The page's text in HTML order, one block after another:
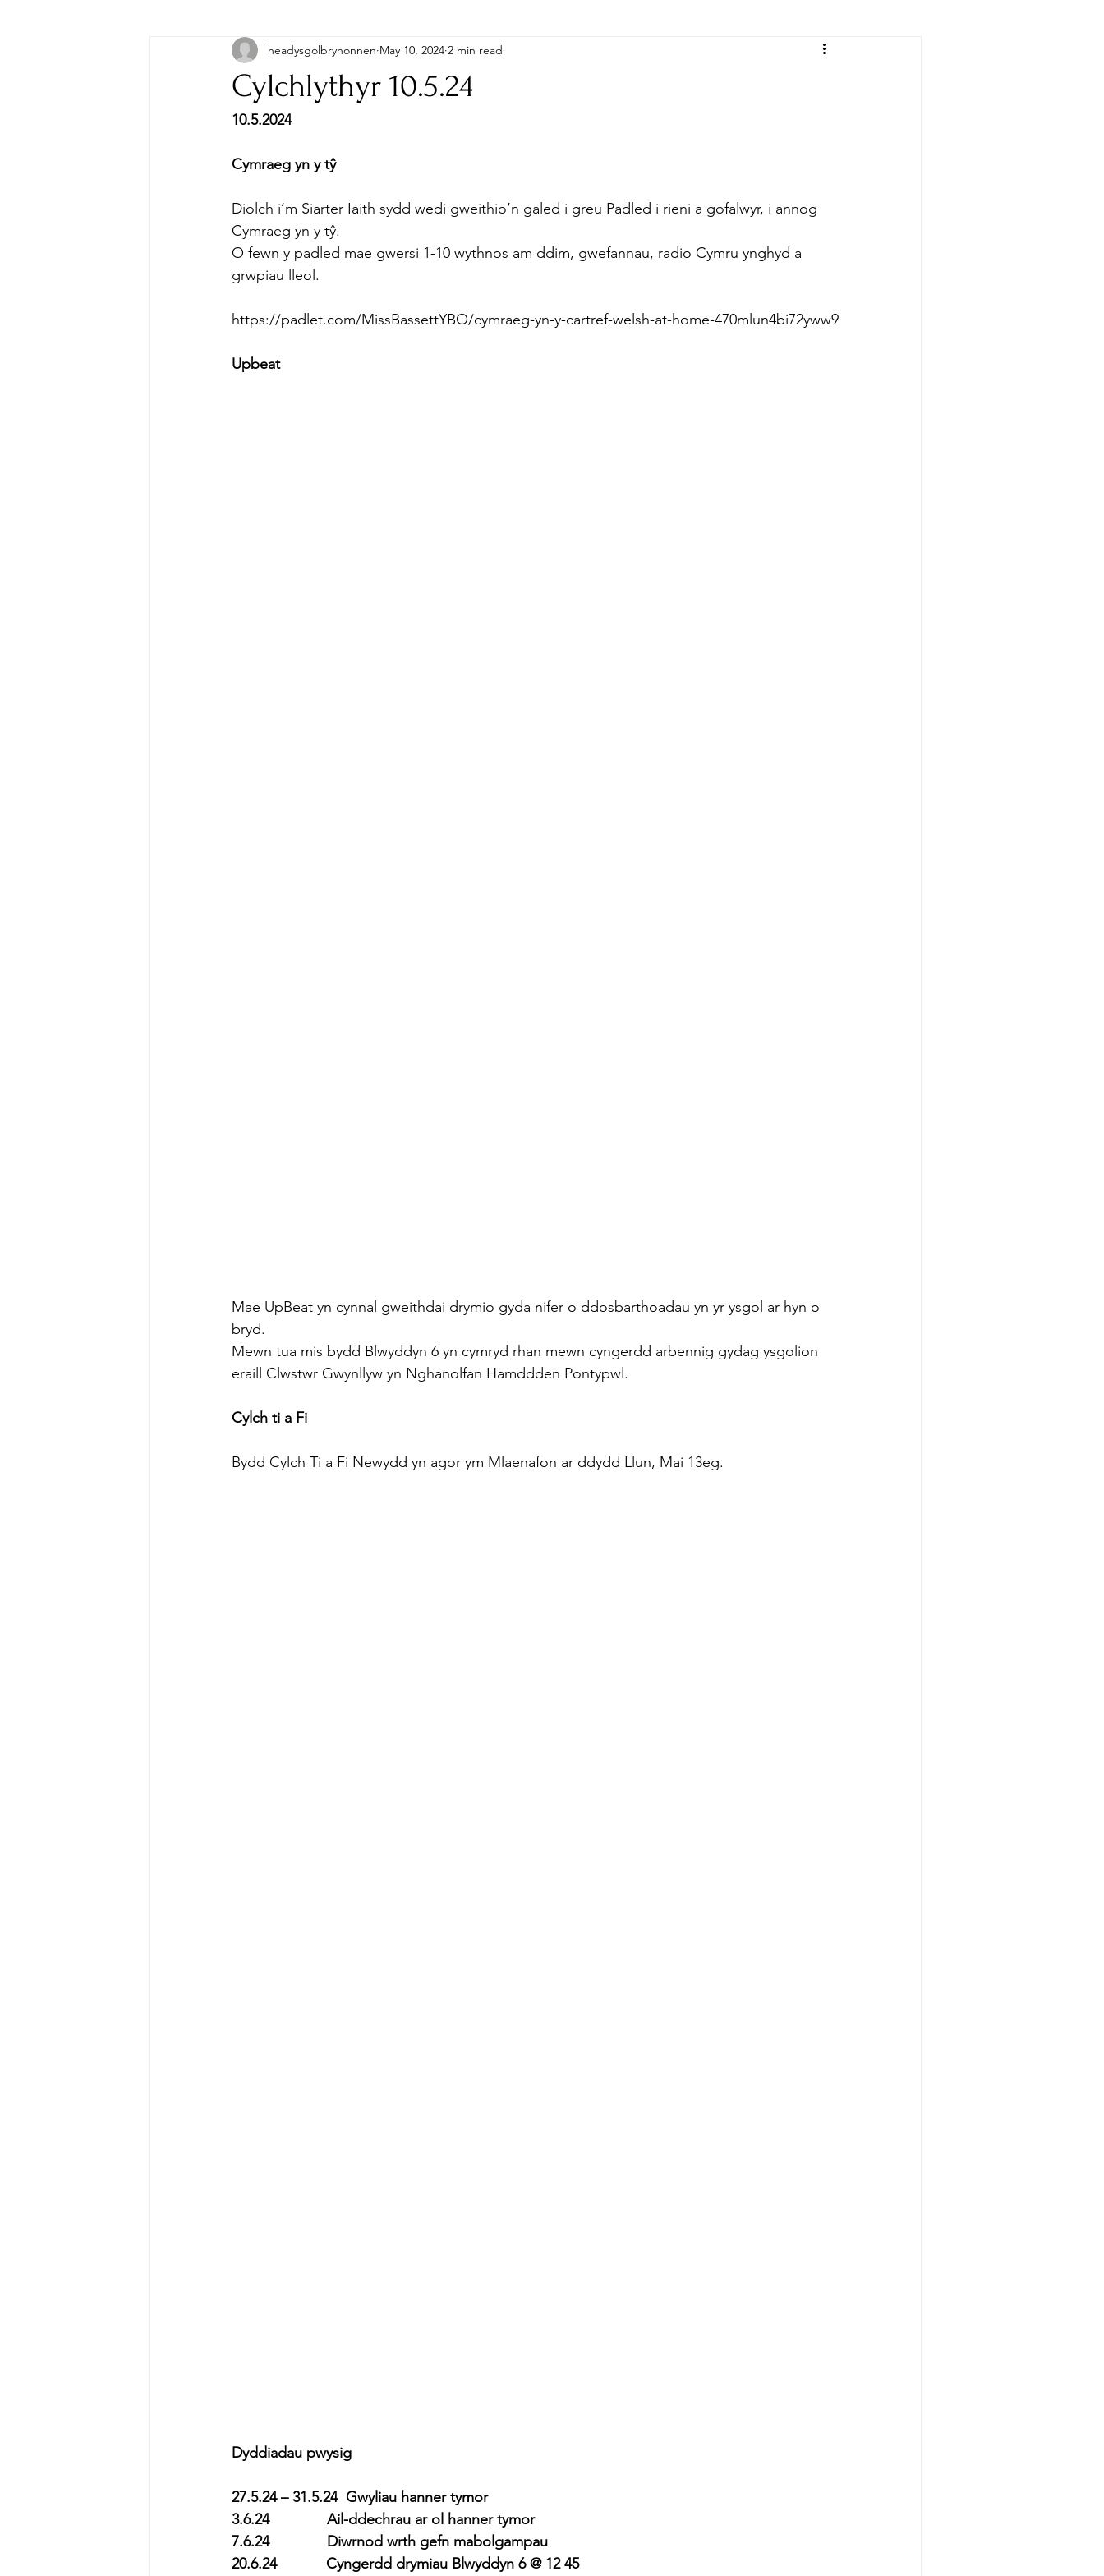
Cylchlythyr 10.5.24
headysgolbrynonnen May 10, 2024 2 min read
10.5.2024
Cymraeg yn y tŷ
Diolch i’m Siarter Iaith sydd wedi gweithio’n galed i greu Padled i rieni a gofalwyr, i annog
Cymraeg yn y tŷ.
O fewn y padled mae gwersi 1-10 wythnos am ddim, gwefannau, radio Cymru ynghyd a
grwpiau lleol.
https://padlet.com/MissBassettYBO/cymraeg-yn-y-cartref-welsh-at-home-470mlun4bi72yww9
Upbeat
Mae UpBeat yn cynnal gweithdai drymio gyda nifer o ddosbarthoadau yn yr ysgol ar hyn o
bryd.
Mewn tua mis bydd Blwyddyn 6 yn cymryd rhan mewn cyngerdd arbennig gydag ysgolion
eraill Clwstwr Gwynllyw yn Nghanolfan Hamddden Pontypwl.
Cylch ti a Fi
Bydd Cylch Ti a Fi Newydd yn agor ym Mlaenafon ar ddydd Llun, Mai 13eg.
Dyddiadau pwysig
27.5.24 – 31.5.24  Gwyliau hanner tymor
3.6.24              Ail-ddechrau ar ol hanner tymor
7.6.24              Diwrnod wrth gefn mabolgampau
20.6.24            Cyngerdd drymiau Blwyddyn 6 @ 12 45